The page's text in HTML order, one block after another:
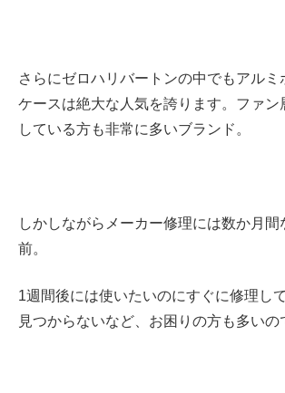
さらにゼロハリバートンの中でもアルミ
ケースは絶大な人気を誇ります。ファン
している方も非常に多いブランド。
しかしながらメーカー修理には数か月間
前。
1週間後には使いたいのにすぐに修理し
見つからないなど、お困りの方も多いの